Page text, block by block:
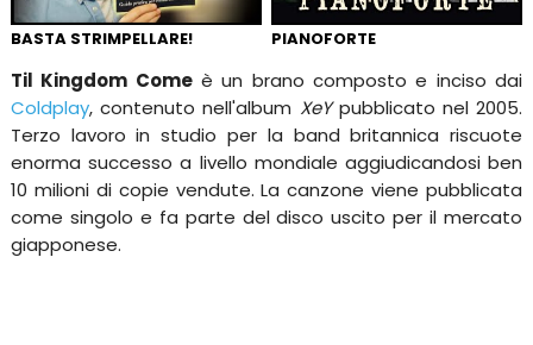
BASTA STRIMPELLARE! PIANOFORTE
Til Kingdom Comeè un brano composto e inciso dai
Coldplay, contenuto nell'album XeYpubblicato nel 2005.
Terzo lavoro in studio per la band britannica riscuote
enorma successo a livello mondiale aggiudicandosi ben
10 milioni di copie vendute. La canzone viene pubblicata
come singolo e fa parte del disco uscito per il mercato
giapponese.